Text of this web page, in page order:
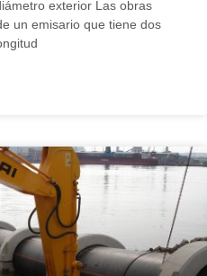
exterior Las obras
un emisario que tiene dos